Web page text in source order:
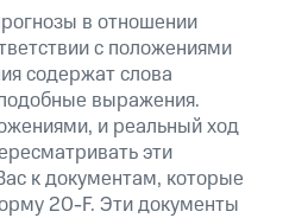
в отношении
с положениями
содержат слова
выражения.
и реальный ход
эти
к документам, которые
20-F. Эти документы